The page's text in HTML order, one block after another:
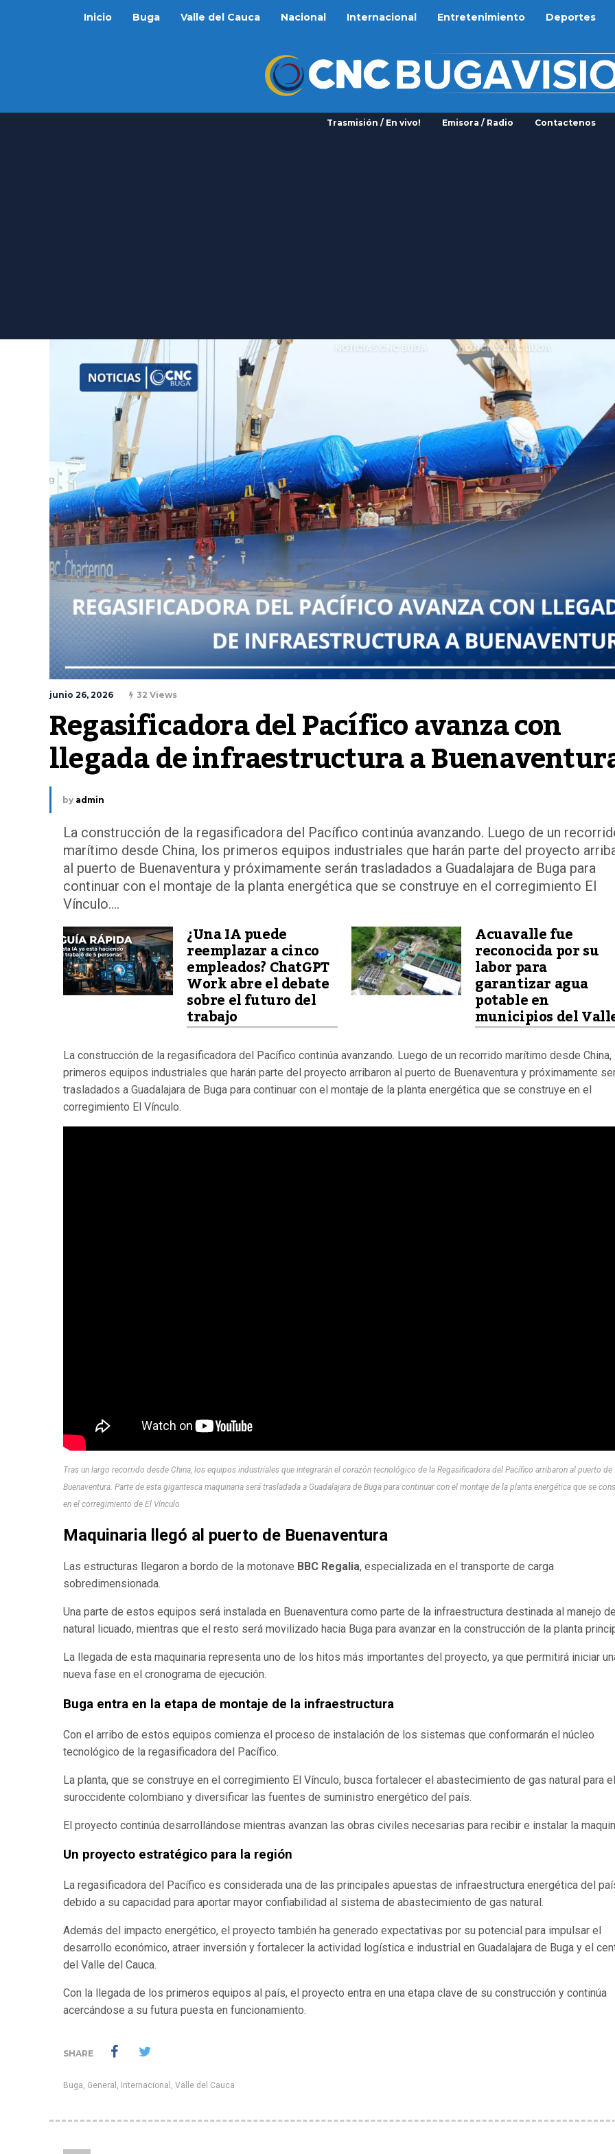
Inicio Buga Valle del Cauca Nacional Internacional Entretenimiento Deportes
Trasmisión / En vivo! Emisora / Radio Contactenos
junio 26, 2026 32 Views
Regasificadora del Pacífico avanza con
llegada de infraestructura a
by admin
La construcción de la regasificadora del Pacífico continúa avanzando. Luego de un
marítimo desde China, los primeros equipos industriales que harán parte del proyecto
al puerto de Buenaventura y próximamente serán trasladados a Guadalajara de Buga para
continuar con el montaje de la planta energética que se construye en el corregimiento El
Vínculo....
¿Una IA puede
reemplazar a cinco
empleados? ChatGPT
Work abre el debate
sobre el futuro del
trabajo
Acuavalle fue
reconocida por su
labor para
garantizar agua
potable en
municipios del
La construcción de la regasificadora del Pacífico continúa avanzando. Luego de un recorrido marítimo desde China,
primeros equipos industriales que harán parte del proyecto arribaron al puerto de Buenaventura y próximamente
trasladados a Guadalajara de Buga para continuar con el montaje de la planta energética que se construye en el
corregimiento El Vínculo.
Tras un largo recorrido desde China, los equipos industriales que integrarán el corazón tecnológico de la Regasificadora del Pacífico arribaron al puerto de
Buenaventura. Parte de esta gigantesca maquinaria será trasladada a Guadalajara de Buga para continuar con el montaje de la planta energética que se
en el corregimiento de El Vínculo
Maquinaria llegó al puerto de Buenaventura
Las estructuras llegaron a bordo de la motonave BBC Regalia, especializada en el transporte de carga
sobredimensionada.
Una parte de estos equipos será instalada en Buenaventura como parte de la infraestructura destinada al manejo
natural licuado, mientras que el resto será movilizado hacia Buga para avanzar en la construcción de la planta
La llegada de esta maquinaria representa uno de los hitos más importantes del proyecto, ya que permitirá iniciar
nueva fase en el cronograma de ejecución.
Buga entra en la etapa de montaje de la infraestructura
Con el arribo de estos equipos comienza el proceso de instalación de los sistemas que conformarán el núcleo
tecnológico de la regasificadora del Pacífico.
La planta, que se construye en el corregimiento El Vínculo, busca fortalecer el abastecimiento de gas natural para el
suroccidente colombiano y diversificar las fuentes de suministro energético del país.
El proyecto continúa desarrollándose mientras avanzan las obras civiles necesarias para recibir e instalar la
Un proyecto estratégico para la región
La regasificadora del Pacífico es considerada una de las principales apuestas de infraestructura energética del
debido a su capacidad para aportar mayor confiabilidad al sistema de abastecimiento de gas natural.
Además del impacto energético, el proyecto también ha generado expectativas por su potencial para impulsar el
desarrollo económico, atraer inversión y fortalecer la actividad logística e industrial en Guadalajara de Buga y el
del Valle del Cauca.
Con la llegada de los primeros equipos al país, el proyecto entra en una etapa clave de su construcción y continúa
acercándose a su futura puesta en funcionamiento.
SHARE
Buga, General , Internacional , Valle del Cauca